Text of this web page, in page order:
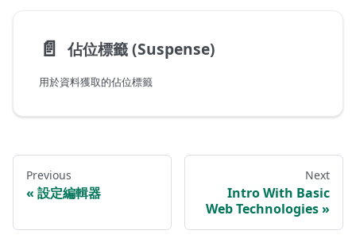
📄️ 佔位標籤 (Suspense)
用於資料獲取的佔位標籤
Previous
設定編輯器
Next
Intro With Basic
Web Technologies